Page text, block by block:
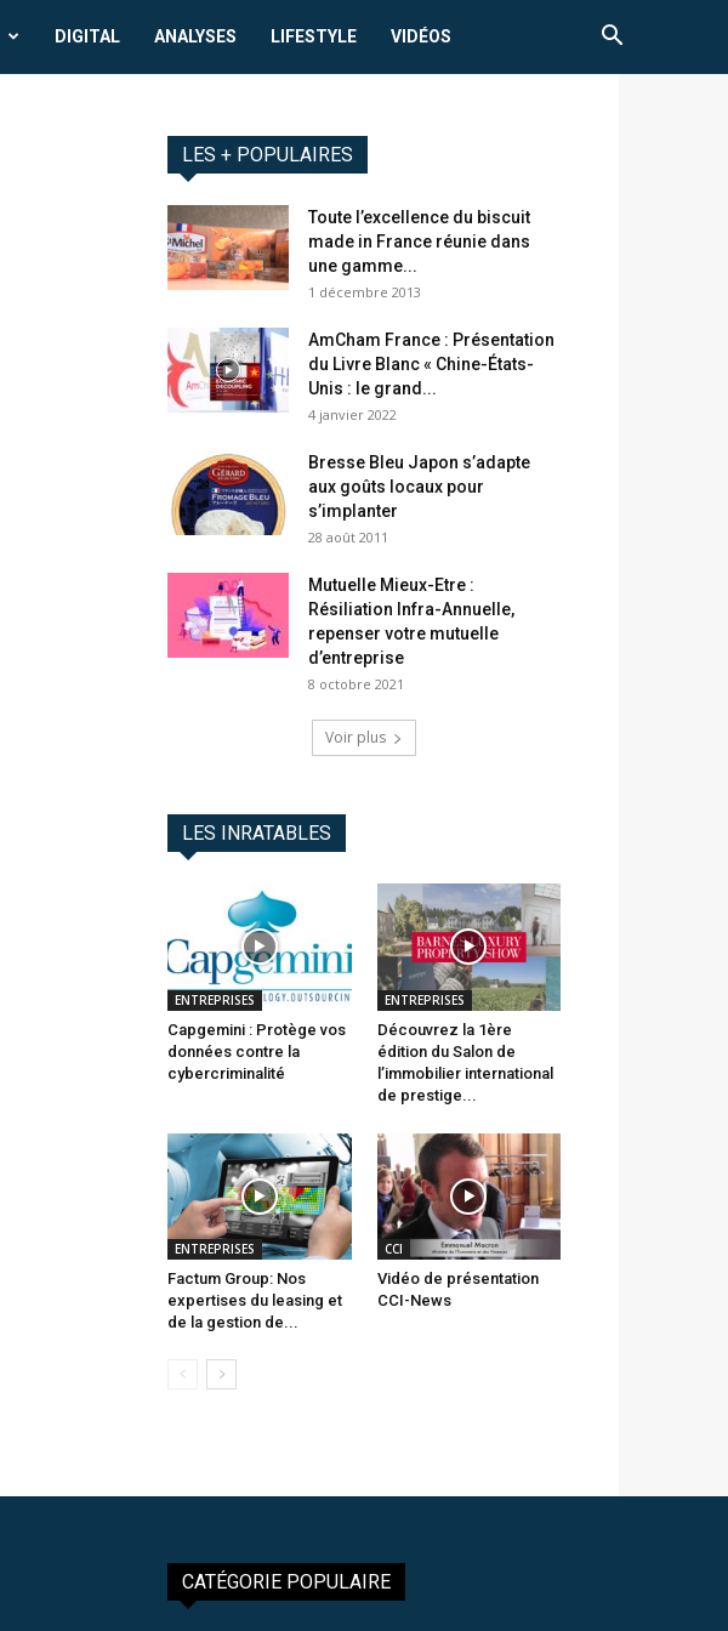
DIGITAL ANALYSES LIFESTYLE VIDÉOS
LES + POPULAIRES
Toute l’excellence du biscuit
made in France réunie dans
une gamme...
1 décembre 2013
AmCham France : Présentation
du Livre Blanc « Chine-États-
Unis : le grand...
4 janvier 2022
Bresse Bleu Japon s’adapte
aux goûts locaux pour
s’implanter
28 août 2011
Mutuelle Mieux-Etre :
Résiliation Infra-Annuelle,
repenser votre mutuelle
d’entreprise
8 octobre 2021
Voir plus
LES INRATABLES
ENTREPRISES
Capgemini : Protège vos
données contre la
cybercriminalité
ENTREPRISES
Découvrez la 1ère
édition du Salon de
l’immobilier international
de prestige...
ENTREPRISES
Factum Group: Nos
expertises du leasing et
de la gestion de...
CCI
Vidéo de présentation
CCI-News
CATÉGORIE POPULAIRE